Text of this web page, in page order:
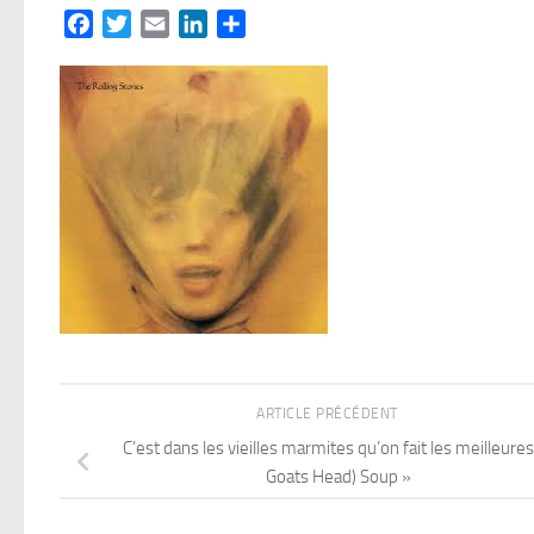
FacebookTwitterEmail LinkedIn
ARTICLE PRÉCÉDENT
C’est dans les vieilles marmites qu’on fait les
Goats Head) Soup »